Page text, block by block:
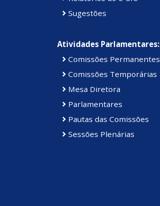
Sugestões
Atividades Parlamentares:
Comissões Permanentes
Comissões Temporárias
Mesa Diretora
Parlamentares
Pautas das Comissões
Sessões Plenárias